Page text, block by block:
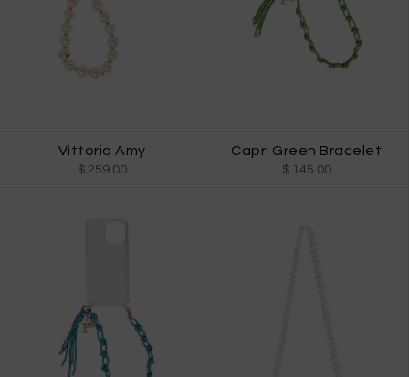
Vittoria Amy
$ 259.00
Capri Green Bracelet
$ 145.00